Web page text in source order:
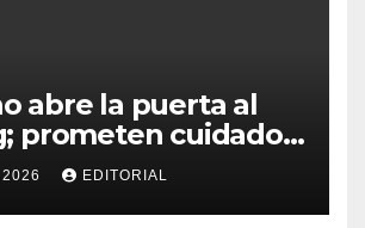
abre la puerta al
prometen cuidado
y consultas
EDITORIAL